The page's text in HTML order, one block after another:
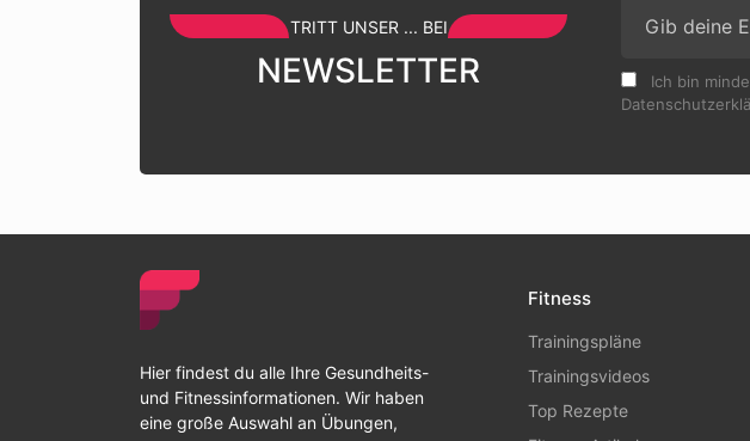
TRITT UNSER ... BEI
NEWSLETTER
Ich bin
Hier findest du alle Ihre Gesundheits-
und Fitnessinformationen. Wir haben
eine große Auswahl an Übungen,
Fitness
Trainingspläne
Trainingsvideos
Top Rezepte